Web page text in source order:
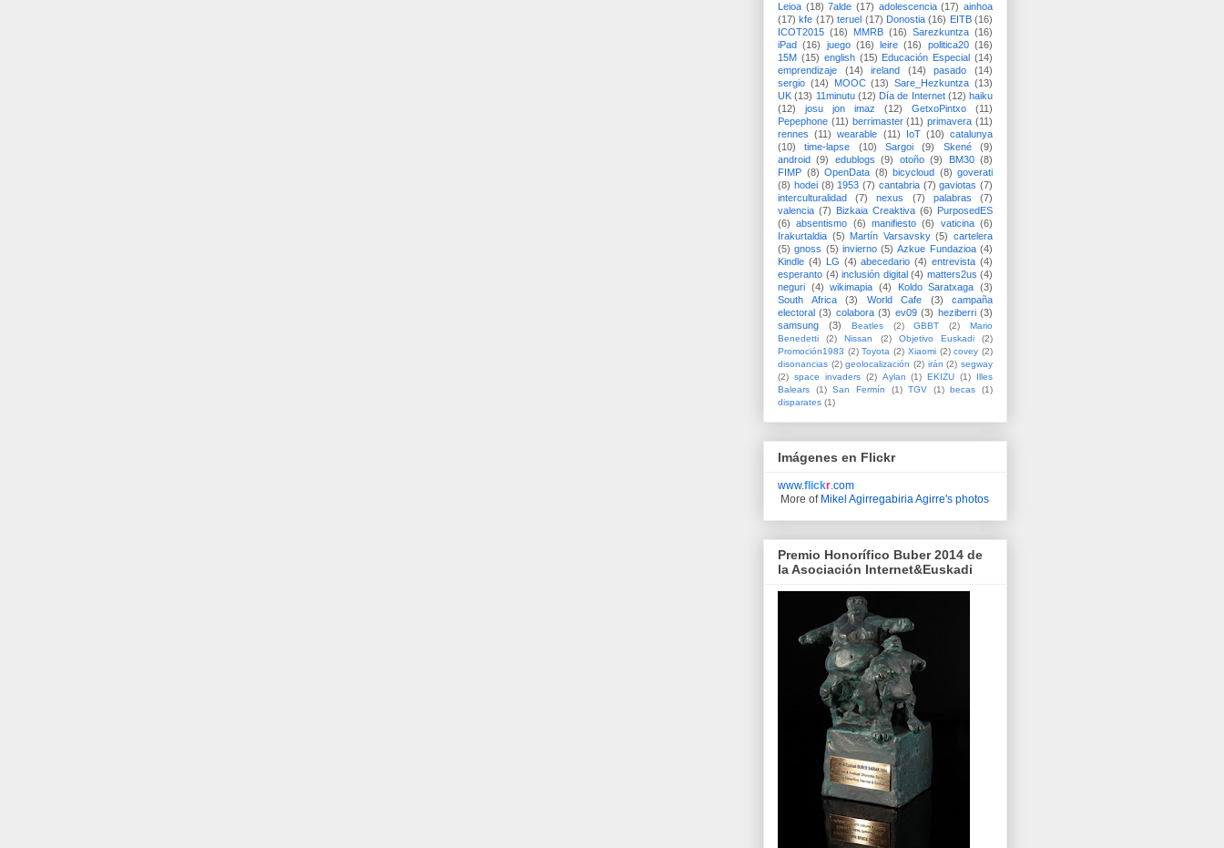
Leioa (18) 7alde (17) adolescencia (17) ainhoa
(17) kfe (17) teruel (17) Donostia (16) EITB (16)
ICOT2015 (16) MMRB (16) Sarezkuntza (16)
iPad (16) juego (16) leire (16) politica20 (16)
15M (15) english (15) Educación Especial (14)
emprendizaje
(14) ireland (14) pasado
(14)
sergio (14) MOOC (13) Sare_Hezkuntza (13)
UK (13) 11minutu (12) Día de Internet (12) haiku
(12)
josu jon imaz (12) GetxoPintxo
(11)
Pepephone (11) berrimaster (11) primavera (11)
rennes (11) wearable (11) IoT (10) catalunya
(10)
time-lapse (10) Sargoi (9) Skené
(9)
android (9) edublogs (9) otoño (9) BM30 (8)
FIMP (8) OpenData (8) bicycloud (8) goverati
(8) hodei (8) 1953 (7) cantabria (7) gaviotas (7)
interculturalidad
(7) nexus (7) palabras
(7)
valencia (7) Bizkaia Creaktiva (6) PurposedES
(6)
absentismo (6) manifiesto (6) vaticina (6)
Irakurtaldia (5) Martín Varsavsky (5) cartelera
(5) gnoss (5) invierno (5) Azkue Fundazioa (4)
Kindle (4) LG (4) abecedario (4) entrevista (4)
esperanto (4) inclusión digital (4) matters2us (4)
neguri (4) wikimapia (4) Koldo Saratxaga (3)
South Africa
(3) World Cafe (3)
campaña
electoral (3) colabora (3) ev09 (3) heziberri (3)
samsung
(3) Beatles (2) GBBT (2)
Mario
Benedetti
(2) Nissan (2) Objetivo Euskadi
(2)
Promoción1983 (2) Toyota (2) Xiaomi (2) covey (2)
disonancias (2) geolocalización (2) irán (2) segway
(2) space invaders (2) Aylan (1) EKIZU (1)
Illes
Balears
(1) San Fermín (1) TGV (1) becas
(1)
disparates (1)
Imágenes en Flickr
www.flickr .com
More of Mikel Agirregabiria Agirre's photos
Premio Honorífico Buber 2014 de
la Asociación Internet&Euskadi